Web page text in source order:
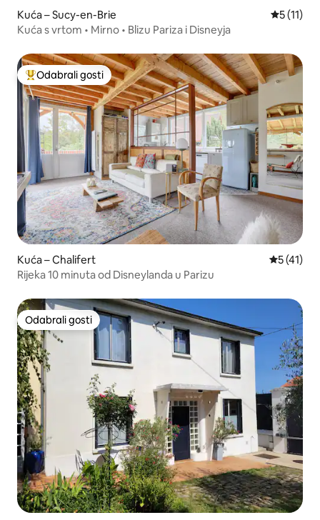
Kuća – Sucy-en-Brie
5 (11)
Kuća s vrtom • Mirno • Blizu Pariza i Disneyja
Među najviše rangiranima s oznakom „Odabrali gosti”
Odabrali gosti
Kuća – Chalifert
5 (41)
Rijeka 10 minuta od Disneylanda u Parizu
Odabrali gosti
Odabrali gosti